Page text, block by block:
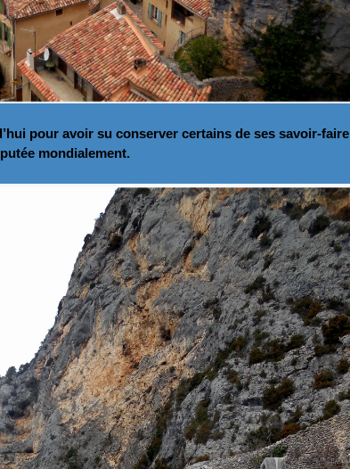
pour avoir su conserver certains de ses savoir-faire
mondialement.